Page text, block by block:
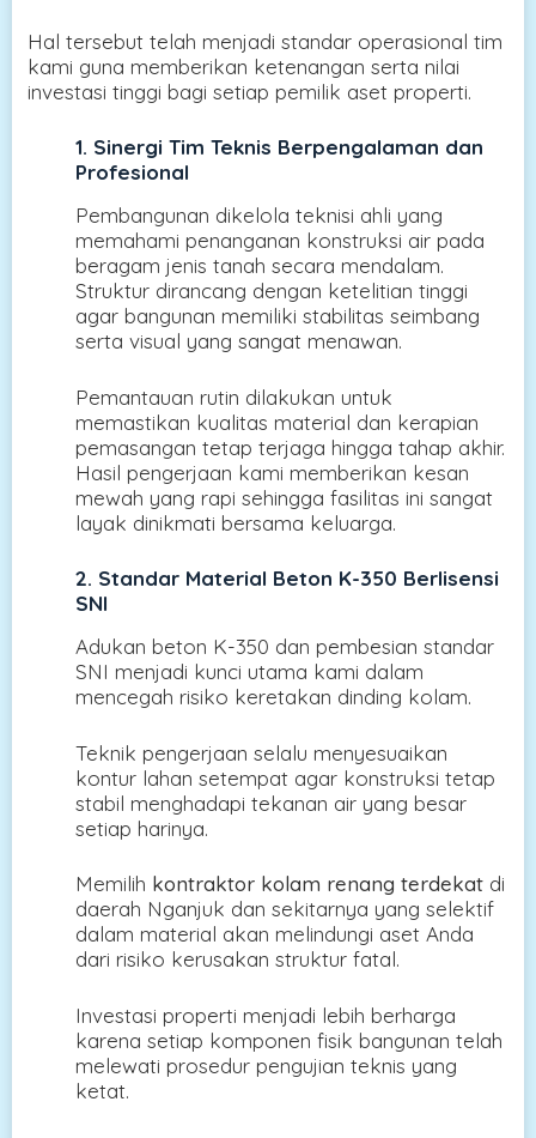
Hal tersebut telah menjadi standar operasional tim
kami guna memberikan ketenangan serta nilai
investasi tinggi bagi setiap pemilik aset properti.
1. Sinergi Tim Teknis Berpengalaman dan
Profesional
Pembangunan dikelola teknisi ahli yang
memahami penanganan konstruksi air pada
beragam jenis tanah secara mendalam.
Struktur dirancang dengan ketelitian tinggi
agar bangunan memiliki stabilitas seimbang
serta visual yang sangat menawan.
Pemantauan rutin dilakukan untuk
memastikan kualitas material dan kerapian
pemasangan tetap terjaga hingga tahap akhir.
Hasil pengerjaan kami memberikan kesan
mewah yang rapi sehingga fasilitas ini sangat
layak dinikmati bersama keluarga.
2. Standar Material Beton K-350 Berlisensi
SNI
Adukan beton K-350 dan pembesian standar
SNI menjadi kunci utama kami dalam
mencegah risiko keretakan dinding kolam.
Teknik pengerjaan selalu menyesuaikan
kontur lahan setempat agar konstruksi tetap
stabil menghadapi tekanan air yang besar
setiap harinya.
Memilih kontraktor kolam renang terdekat di
daerah Nganjuk dan sekitarnya yang selektif
dalam material akan melindungi aset Anda
dari risiko kerusakan struktur fatal.
Investasi properti menjadi lebih berharga
karena setiap komponen fisik bangunan telah
melewati prosedur pengujian teknis yang
ketat.